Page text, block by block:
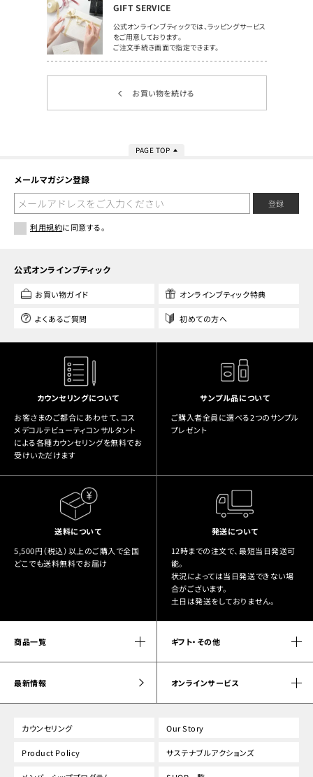
GIFT SERVICE
公式オンラインブティックでは、ラッピングサービス
をご用意しております。
ご注文手続き画面で指定できます。
お買い物を続ける
PAGE TOP
メールマガジン登録
登録
利用規約に同意する。
公式オンラインブティック
お買い物ガイド オンラインブティック特典
よくあるご質問 初めての方へ
カウンセリングについて
お客さまのご都合にあわせて、コス
メデコルテビューティコンサルタント
による各種カウンセリングを無料でお
受けいただけます
サンプル品について
ご購入者全員に選べる2つのサンプル
プレゼント
送料について
5,500円（税込）以上のご購入で全国
どこでも送料無料でお届け
発送について
12時までの注文で、最短当日発送可
能。
状況によっては当日発送できない場
合がございます。
土日は発送をしておりません。
商品一覧 ギフト・その他
最新情報 オンラインサービス
カウンセリング Our Story
Product Policy サステナブルアクションズ